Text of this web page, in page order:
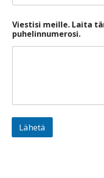
s
i
v
a
i
Viestisi meille. Laita
puhelinnumerosi.
Lähetä